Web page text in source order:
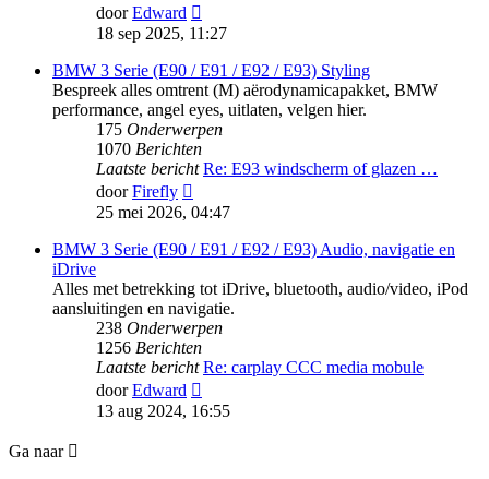
doorEdward
laatste
18 sep 2025, 11:27
BMW 3 Serie (E90 / E91 / E92 / E93) Styling
Bespreek alles omtrent (M) aërodynamicapakket, BMW
performance, angel eyes, uitlaten, velgen hier.
175 Onderwerpen
1070 Berichten
Laatste bericht Re: E93 windscherm of glazen …
doorFirefly
laatste
25 mei 2026, 04:47
BMW 3 Serie (E90 / E91 / E92 / E93) Audio, navigatie en
iDrive
Alles met betrekking tot iDrive, bluetooth, audio/video, iPod
aansluitingen en navigatie.
238 Onderwerpen
1256 Berichten
Laatste bericht Re: carplay CCC media mobule
doorEdward
laatste
13 aug 2024, 16:55
Ga naar